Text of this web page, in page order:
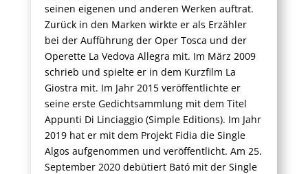
seinen eigenen und anderen Werken auftrat.
Zurück in den Marken wirkte er als Erzähler
bei der Aufführung der Oper Tosca und der
Operette La Vedova Allegra mit. Im März 2009
schrieb und spielte er in dem Kurzfilm La
Giostra mit. Im Jahr 2015 veröffentlichte er
seine erste Gedichtsammlung mit dem Titel
Appunti Di Linciaggio (Simple Editions). Im Jahr
2019 hat er mit dem Projekt Fidia die Single
Algos aufgenommen und veröffentlicht. Am 25.
September 2020 debütiert Bató mit der Single